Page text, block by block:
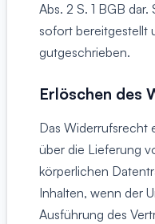
Abs. 2 S. 1 BGB
sofort bereitgestellt
gutgeschrieben.
Erlöschen des
Das Widerrufsrecht
über die Lieferung
körperlichen
Inhalten, wenn der
Ausführung des